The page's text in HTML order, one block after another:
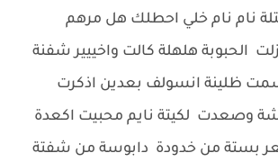
نام نام خلي احطلك هل مرهم
الحبوبة هلهلة كالت واخييير شفنة
ظلينة انسولف بعدين اذكرت
وصعدت لكيتة نايم محبيت اكعدة
بستة من خدودة دابوسة من شفتة